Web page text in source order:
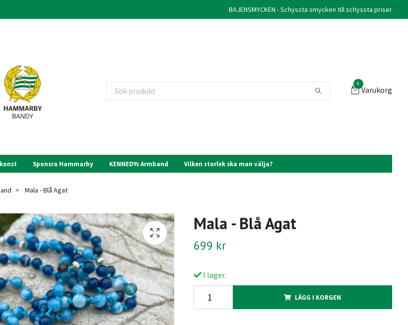
BAJENSMYCKEN - Schyssta smycken till schyssta priser
0
Varukorg
Sponsra Hammarby KENNEDYs Armband Vilken storlek ska man välja?
Mala - Blå Agat
Mala - Blå Agat
699 kr
I lager.
LÄGG I KORGEN